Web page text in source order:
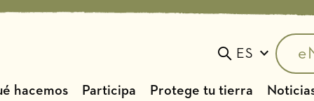
ES
Toggle search
hacemos Participa Protege tu tierra